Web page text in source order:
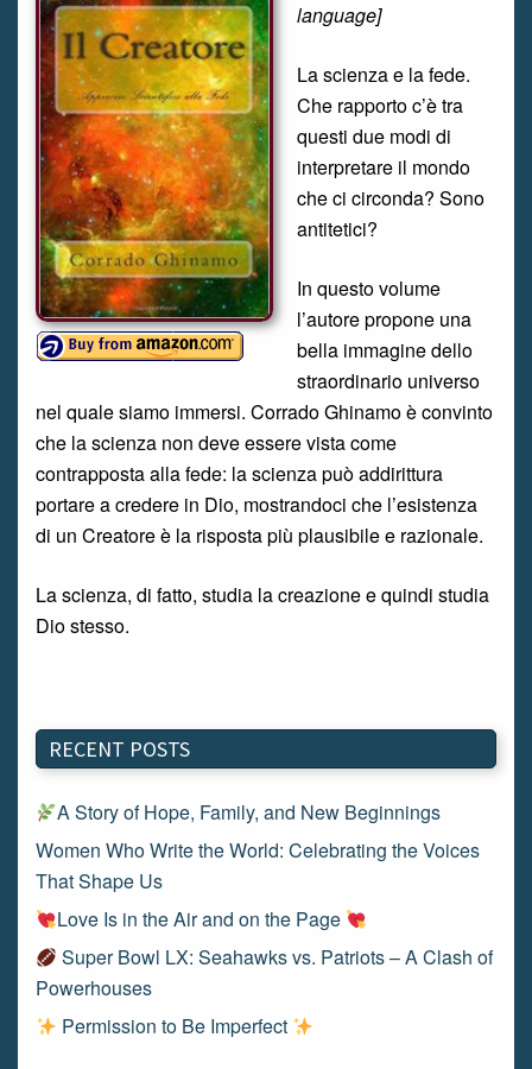
language]
La scienza e la fede.
Che rapporto c’è tra
questi due modi di
interpretare il mondo
che ci circonda? Sono
antitetici?
In questo volume
l’autore propone una
bella immagine dello
straordinario universo
nel quale siamo immersi. Corrado Ghinamo è convinto
che la scienza non deve essere vista come
contrapposta alla fede: la scienza può addirittura
portare a credere in Dio, mostrandoci che l’esistenza
di un Creatore è la risposta più plausibile e razionale.
La scienza, di fatto, studia la creazione e quindi studia
Dio stesso.
RECENT POSTS
A Story of Hope, Family, and New Beginnings
Women Who Write the World: Celebrating the Voices
That Shape Us
Love Is in the Air and on the Page
Super Bowl LX: Seahawks vs. Patriots – A Clash of
Powerhouses
Permission to Be Imperfect